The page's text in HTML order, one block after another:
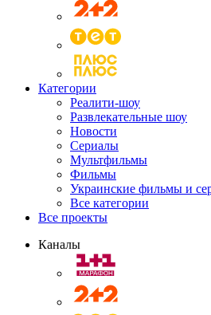
Категории
Реалити-шоу
Развлекательные шоу
Новости
Сериалы
Мультфильмы
Фильмы
Украинские фильмы и
Все категории
Все проекты
Каналы